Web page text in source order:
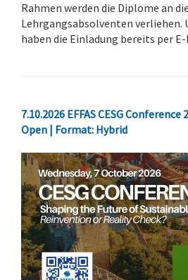
Rahmen werden die Diplome an die
Lehrgangsabsolventen verliehen.
haben die Einladung bereits per
7.10.2026 EFFAS CESG
Open | Format: Hybrid